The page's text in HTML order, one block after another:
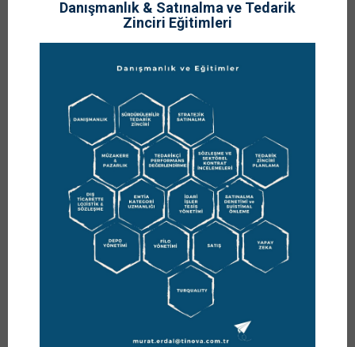
0 YORUM
Sektörde verdiğimiz eğitimlerde ve Yönetici Yetiştirme
Programları (MT) kapsamında edindiğimiz tecrübeleri, eğitim –
öğrenme materyallerini Satınalma Dergisi okuyucuları ile
paylaşıyoruz. Amacımız sektöre yeni giren arkadaşlarımıza
liderlik becerileri kazandırmaktır.
Bu tarihten başlayarak verilen eğitimleri destekleyici test
soruları, örnek olaylar
Danışmanlık & Satınalma ve Tedarik
Zinciri Eğitimleri